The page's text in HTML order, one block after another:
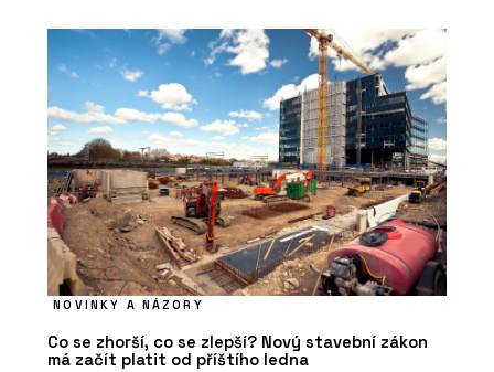
NOVINKY A NÁZORY
Co se zhorší, co se zlepší? Nový stavební zákon
má začít platit od příštího ledna